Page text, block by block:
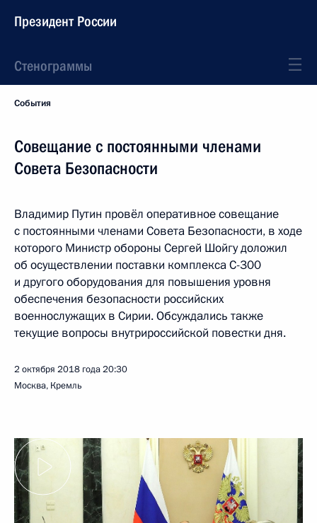
Президент России
Стенограммы
События
Совещание с постоянными членами
Совета Безопасности
Владимир Путин провёл оперативное совещание
с постоянными членами Совета Безопасности, в ходе
которого Министр обороны Сергей Шойгу доложил
об осуществлении поставки комплекса С-300
и другого оборудования для повышения уровня
обеспечения безопасности российских
военнослужащих в Сирии. Обсуждались также
текущие вопросы внутрироссийской повестки дня.
2 октября 2018 года20:30
Москва, Кремль